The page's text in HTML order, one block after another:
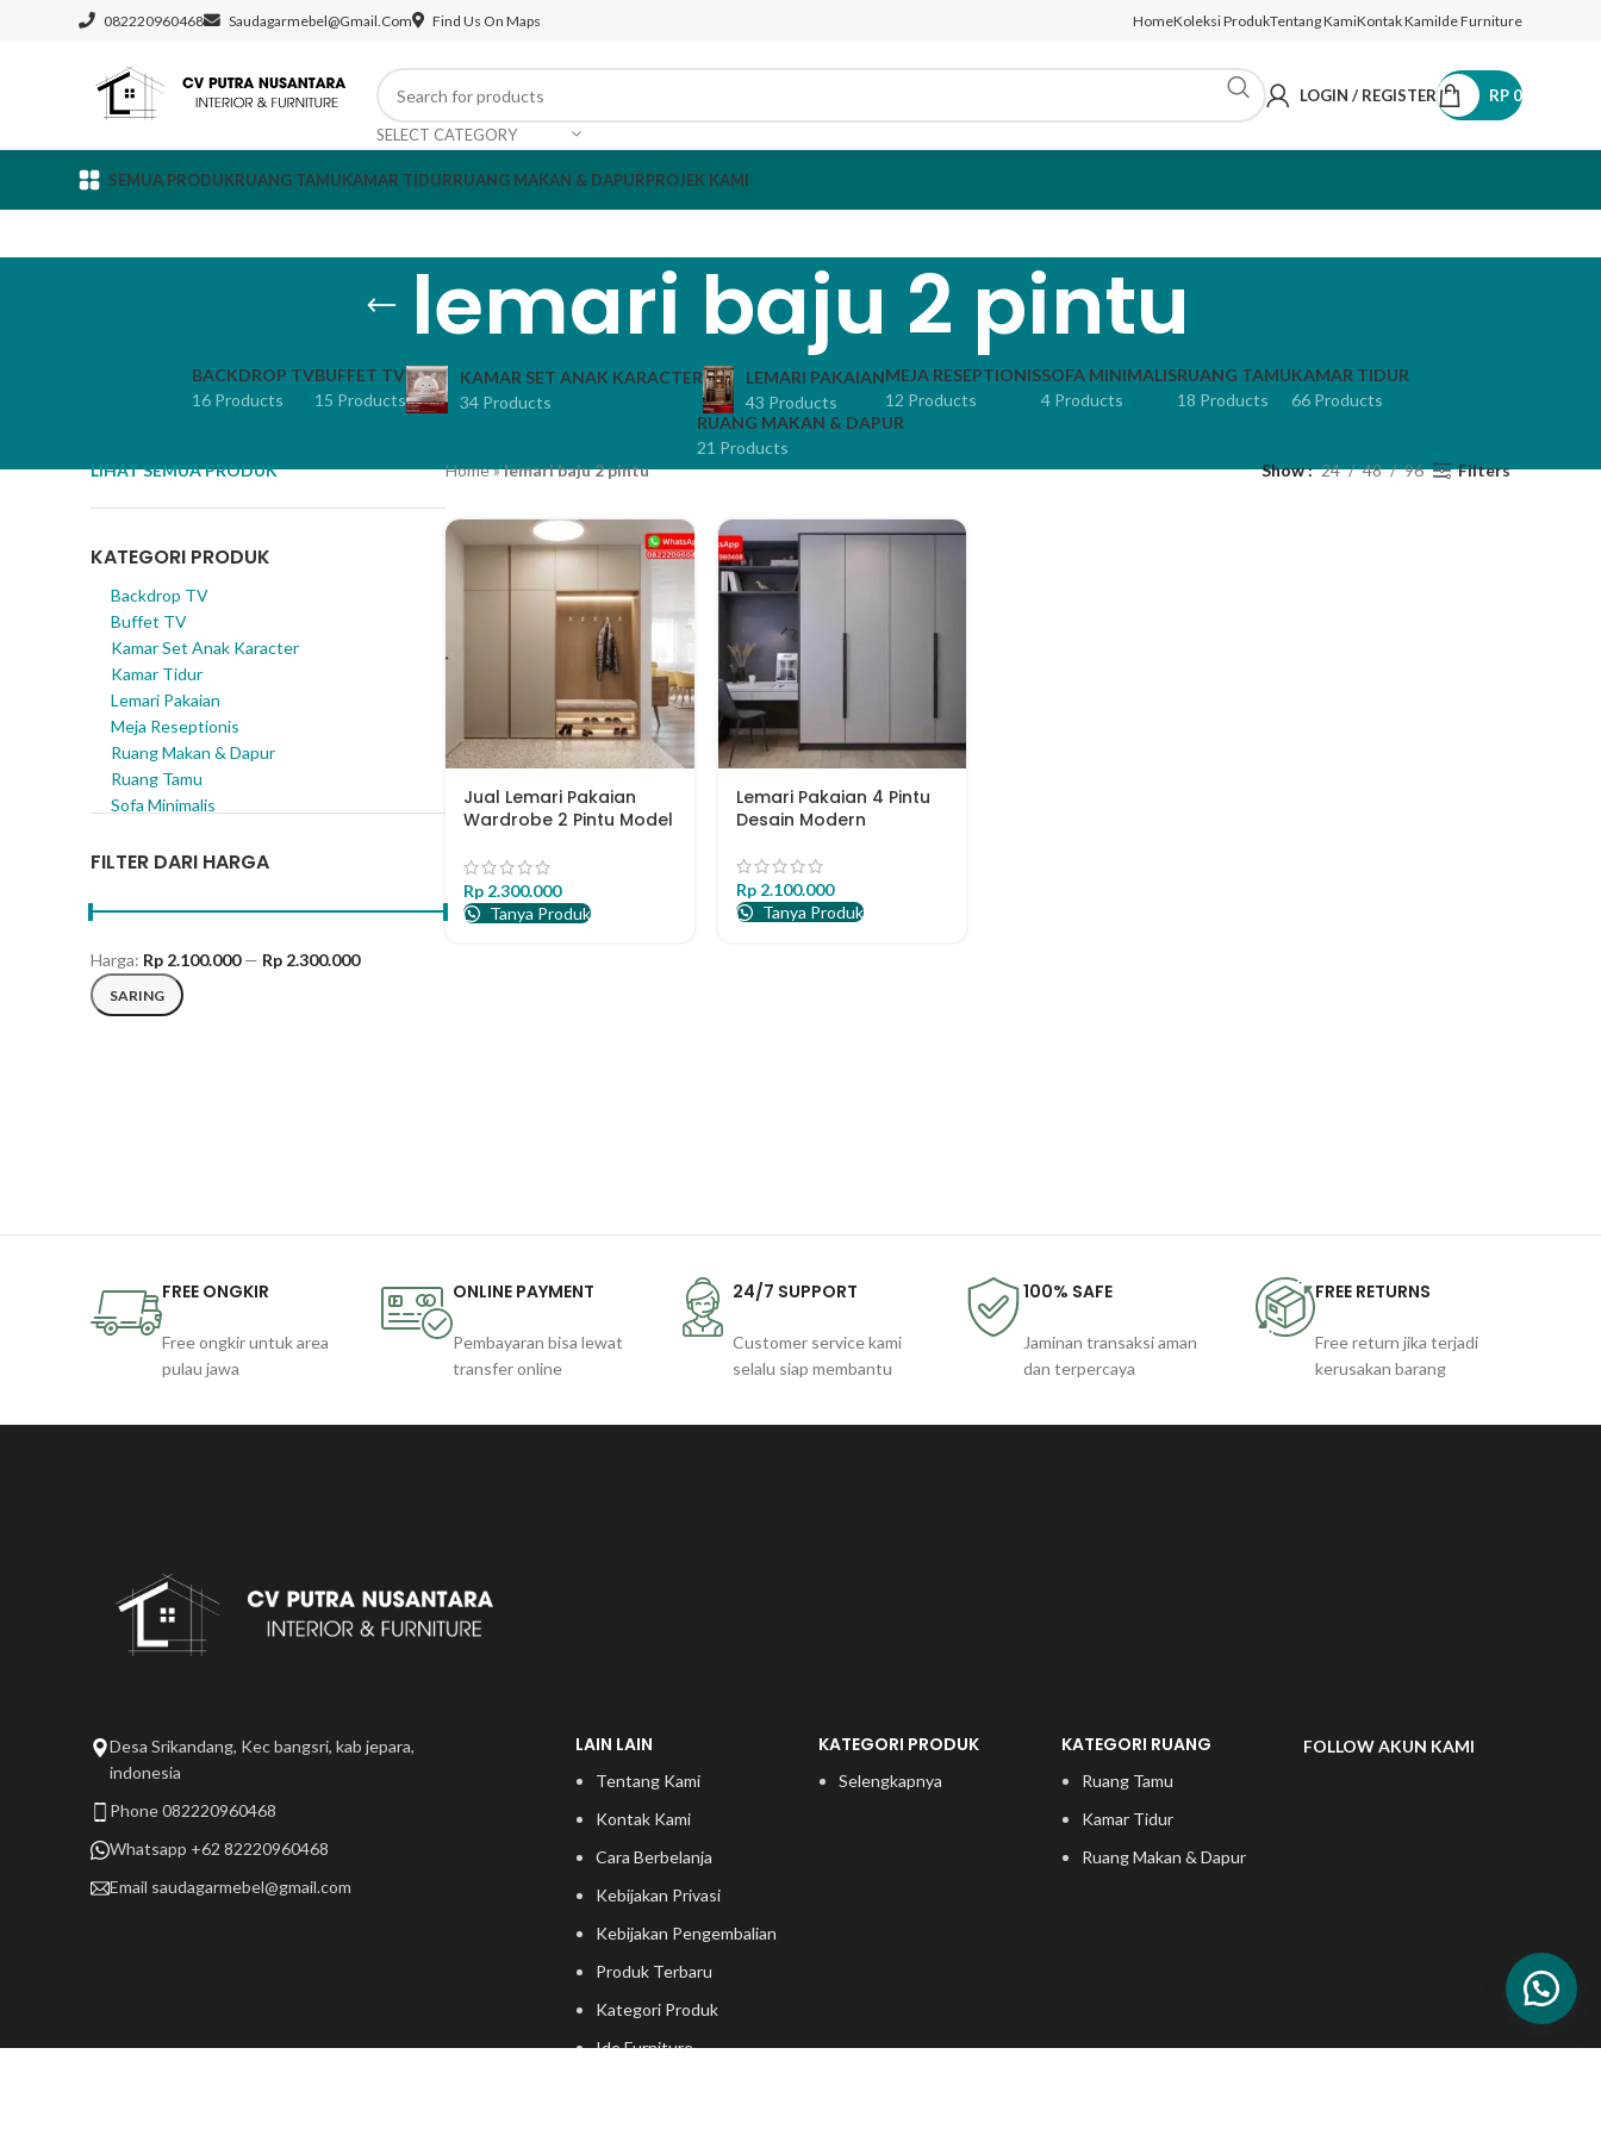
082220960468 Saudagarmebel@gmail.com Find Us On Maps HomeKoleksi ProdukTentang KamiKontak KamiIde Furniture
SELECT CATEGORY
LOGIN / REGISTER RP 0
SEMUA PRODUKRUANG TAMUKAMAR TIDURRUANG MAKAN & DAPURPROJEK KAMI
lemari baju 2 pintu
BACKDROP TV
16 Products
BUFFET TV
15 Products
KAMAR SET ANAK KARACTER
34 Products
LEMARI PAKAIAN
43 Products
MEJA RESEPTIONIS
12 Products
SOFA MINIMALIS
4 Products
RUANG TAMU
18 Products
KAMAR TIDUR
66 Products
RUANG MAKAN & DAPUR
21 Products
LIHAT SEMUA PRODUK
KATEGORI PRODUK
Backdrop TV
Buffet TV
Kamar Set Anak Karacter
Kamar Tidur
Lemari Pakaian
Meja Reseptionis
Ruang Makan & Dapur
Ruang Tamu
Sofa Minimalis
FILTER DARI HARGA
Harga terendah
Harga tertinggi
SARING
Harga: Rp 2.100.000— Rp 2.300.000
Home»lemari baju 2 pintu Show 24 48 96 Filters
Jual Lemari Pakaian
Wardrobe 2 Pintu Model
Rp 2.300.000
Tanya Produk
Lemari Pakaian 4 Pintu
Desain Modern
Rp2.100.000
Tanya Produk
FREE ONGKIR
Free ongkir untuk area
pulau jawa
ONLINE PAYMENT
Pembayaran bisa lewat
transfer online
24/7 SUPPORT
Customer service kami
selalu siap membantu
100% SAFE
Jaminan transaksi aman
dan terpercaya
FREE RETURNS
Free return jika terjadi
kerusakan barang
Desa Srikandang, Kec bangsri, kab jepara,
indonesia
Phone 082220960468
Whatsapp +62 82220960468
Email saudagarmebel@gmail.com
LAIN LAIN
Tentang Kami
Kontak Kami
Cara Berbelanja
Kebijakan Privasi
Kebijakan Pengembalian
Produk Terbaru
Kategori Produk
Ide Furniture
KATEGORI PRODUK
Selengkapnya
KATEGORI RUANG
Ruang Tamu
Kamar Tidur
Ruang Makan & Dapur
FOLLOW AKUN KAMI